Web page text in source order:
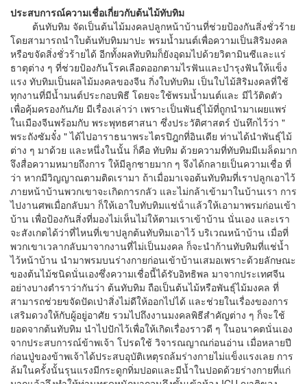
ประสบการณ์ความเชื่อเกี่ยวกับต้นไม้ทับทิม
ต้นทับทิม จัดเป็นต้นไม้มงคลปลูกหน้าบ้านที่ช่วยป้องกันสิ่งชั่วร้าย
โดยสามารถนําใบต้นทับทิมมาปะ พรมน้ำมนต์เพื่อความเป็นสิริมงคล
หรือขจัดสิ่งชั่วร้ายได้ อีกทั้งผลทับทิมก็ยังอุดมไปด้วยวิตามินซีและแร่
ธาตุต่าง ๆ ที่ช่วยป้องกันโรคเลือดออกตามไรฟันและบํารุงฟันให้แข็ง
แรง ทับทิมเป็นผลไม้มงคลของจีน กิ่งใบทับทิม เป็นใบไม้สิริมงคลที่ใช้
ทุกงานที่มีน้ำมนต์ประกอบพิธี โดยจะใช้พรมน้ำมนต์และ มีไว้ติดตัว
เพื่อคุ้มครองกันภัย มีเรื่องเล่าว่า เพราะเป็นพันธุ์ไม้ที่ถูกนํามาเผยแพร่
ในเมืองจีนพร้อมกับ พระพุทธศาสนา ซึ่งประวัติศาสตร์ บันทึกไว้ว่า "
พระถังซัมจั๋ง " ได้ไปอาราธนาพระไตรปิฎกที่อินเดีย ท่านได้นําพันธุ์ไม้
ต่าง ๆ มาด้วย และหนึ่งในนั้น ก็คือ ทับทิม ด้วยความที่ทับทิมมีเมล็ดมาก
จึงสื่อความหมายถึงการ ให้มีลูกชายมาก ๆ จึงได้กลายเป็นความเชื่อ ที่
ว่า หากมีวิญญาณตามติดเรามา ถ้าเมื่อมาเจอต้นทับทิมที่เราปลูกเอาไว้
ภายหน้าบ้านพวกเขาจะเกิดการกลัว และไม่กล้าเข้ามาในบ้านเรา การ
ไปงานศพเมื่อกลับมา ก็ให้เอาใบทับทิมแช่น้ําแล้วให้เอามาพรมก่อนเข้า
บ้าน เพื่อป้องกันสิ่งที่มองไม่เห็นไม่ให้ตามเราเข้าบ้าน นั่นเอง และเรา
จะสังเกตได้ว่าที่ไหนที่เขาปลูกต้นทับทิมเอาไว้ บริเวณหน้าบ้าน เมื่อที่
พวกเขาเวลากลับมาจากงานที่ไม่เป็นมงคล ก็จะนําก้านทับทิมที่แช่น้ำ
ไว้หน้าบ้าน นํามาพรมบนร่างกายก่อนเข้าบ้านเสมอเพราะด้วยลักษณะ
ของต้นไม้ชนิดนั่นเองซึ่งความเชื่อนี้ได้รับอิทธิพล มาจากประเทศจีน
อย่างบางตําราว่ากันว่า ต้นทับทิม ถือเป็นต้นไม้หรือพันธุ์ไม้มงคล ที่
สามารถช่วยขจัดปัดเป่าสิ่งไม่ดีให้ออกไปได้ และช่วยในเรื่องของการ
เสริมดวงให้กับผู้อยู่อาศัย รวมไปถึงงานมงคลพิธีสำคัญต่าง ๆ ก็จะใช้
ยอดจากต้นทับทิม นำไปปักไว้เพื่อให้เกิดเรื่องราวดี ๆ ในอนาคตนั่นเอง
จากประสบการณ์ข้าพเจ้า โปรดใช้ วิจารณญาณก่อนอ่าน เมื่อหลายปี
ก่อนปู่ของข้าพเจ้าได้ประสบอุบัติเหตุรถล้มร่างกายไม่แข็งแรงเลย การ
ล้มในครั้งนั้นรุนแรงมีกระดูกทิ่มปอดและมีน้ำในปอดด้วยร่างกายที่แก่